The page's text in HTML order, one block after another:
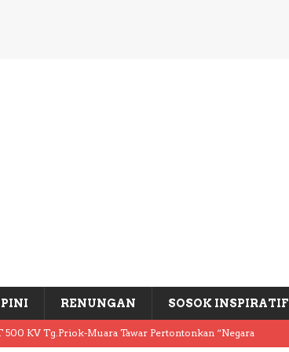
RENUNGAN SOSOK INSPIRATIF
500 KV Tg.Priok-Muara Tawar Pertontonkan “Negara